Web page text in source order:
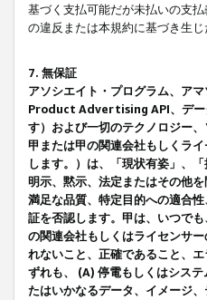
基づく支払可能だが未払いの支
の違反または本規約に基づき生
7. 無保証
アソシエイト・プログラム、ア
Product Advertising API、デー
す）および一切のテクノロジー
甲または甲の関連会社もしくラ
します。）は、「現状有姿」、
明示、黙示、法定またはその他
満足な品質、特定目的への適合
証を否認します。甲は、いつで
の関連会社もしくはライセンサ
れないこと、正確であること、
ずれも、 (A) 停電もしくはシス
たはいかなるデータ、イメージ